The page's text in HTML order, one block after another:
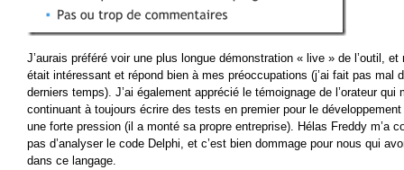
J’aurais préféré voir une plus longue démonstration « live » de l’outil,
était intéressant et répond bien à mes préoccupations (j’ai fait pas mal
derniers temps). J’ai également apprécié le témoignage de l’orateur
continuant à toujours écrire des tests en premier pour le
une forte pression (il a monté sa propre entreprise). Hélas Freddy m’a
pas d’analyser le code Delphi, et c’est bien dommage pour nous qui
dans ce langage.